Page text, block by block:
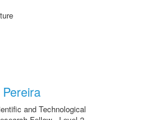
and Technological